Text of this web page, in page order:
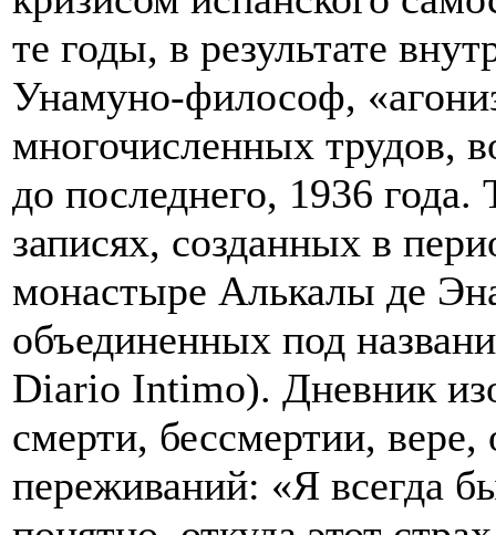
те годы, в результате
Унамуно-философ,
многочисленных трудов,
до последнего, 1936 года.
записях, созданных в
монастыре Алькалы де
объединенных под
Diario Intimo). Дневник
смерти, бессмертии,
переживаний: «Я всегда